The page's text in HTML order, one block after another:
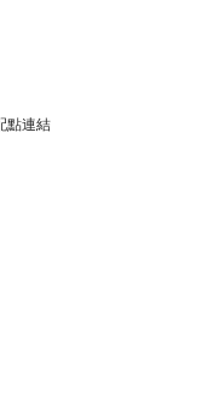
點連結